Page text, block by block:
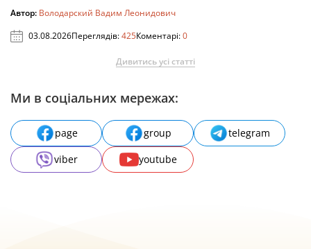
Автор: Володарский Вадим Леонидович
03.08.2026Переглядів:425Коментарі:0
Дивитись усі статті
Ми в соціальних мережах:
page group
telegram
viber
youtube